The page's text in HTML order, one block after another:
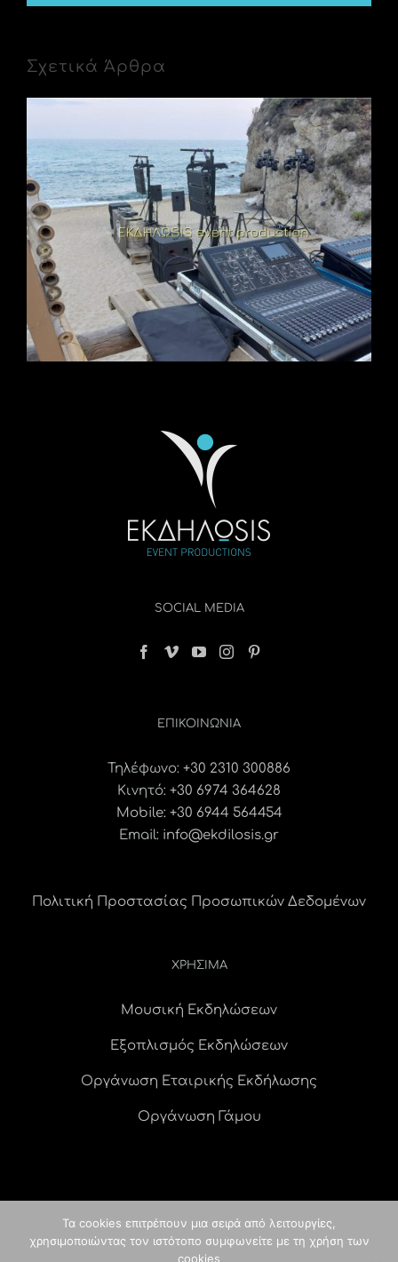
Σχετικά Άρθρα
SOCIAL MEDIA
ΕΠΙΚΟΙΝΩΝΊΑ
Τηλέφωνο: +30 2310 300886
Κινητό: +30 6974 364628
Mobile: +30 6944 564454
Email: info@ekdilosis.gr
Πολιτική Προστασίας Προσωπικών Δεδομένων
ΧΡΗΣΙΜΑ
Μουσική Εκδηλώσεων
Εξοπλισμός Εκδηλώσεων
Οργάνωση Εταιρικής Εκδήλωσης
Οργάνωση Γάμου
© Copyright2026 idees digital agencyκατασκευή ιστοσελίδας|
Τα cookies επιτρέπουν μια σειρά από λειτουργίες,
χρησιμοποιώντας τον ιστότοπο συμφωνείτε με τη χρήση των
cookies